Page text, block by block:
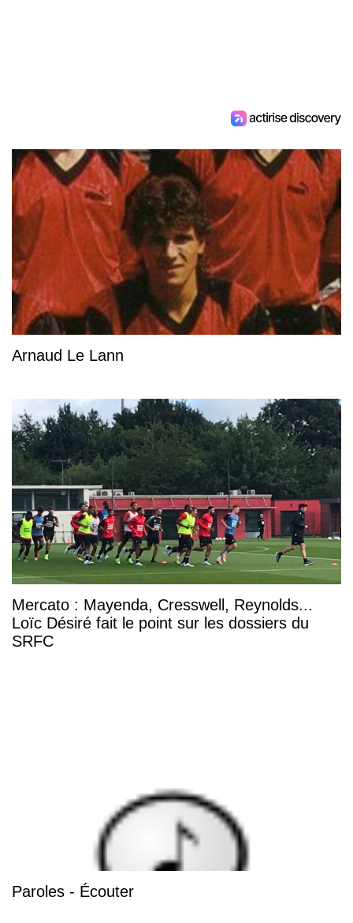
Arnaud Le Lann
Mercato : Mayenda, Cresswell, Reynolds...
Loïc Désiré fait le point sur les dossiers du
SRFC
Paroles - Écouter